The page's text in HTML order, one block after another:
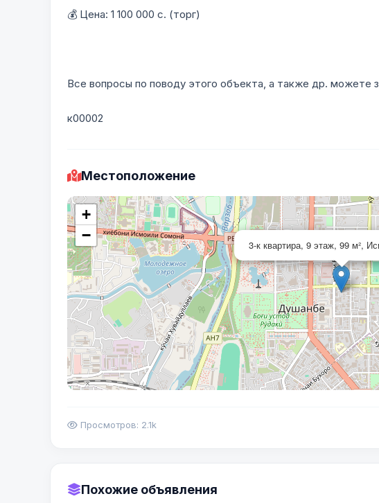
💰 Цена: 1 100 000 с. (торг)
Все вопросы по поводу этого объекта, а также др. можете
к00002
Местоположение
3-к квартира, 9 этаж, 99 м²,
+
−
Просмотров: 2.1k
Похожие объявления